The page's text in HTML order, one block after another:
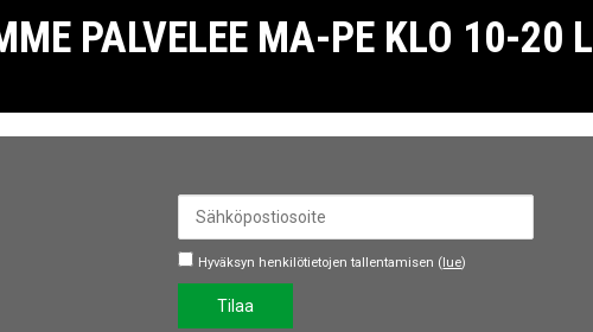
PALVELEE MA-PE KLO 10-
Hyväksyn henkilötietojen tallentamisen (lue)
Tilaa